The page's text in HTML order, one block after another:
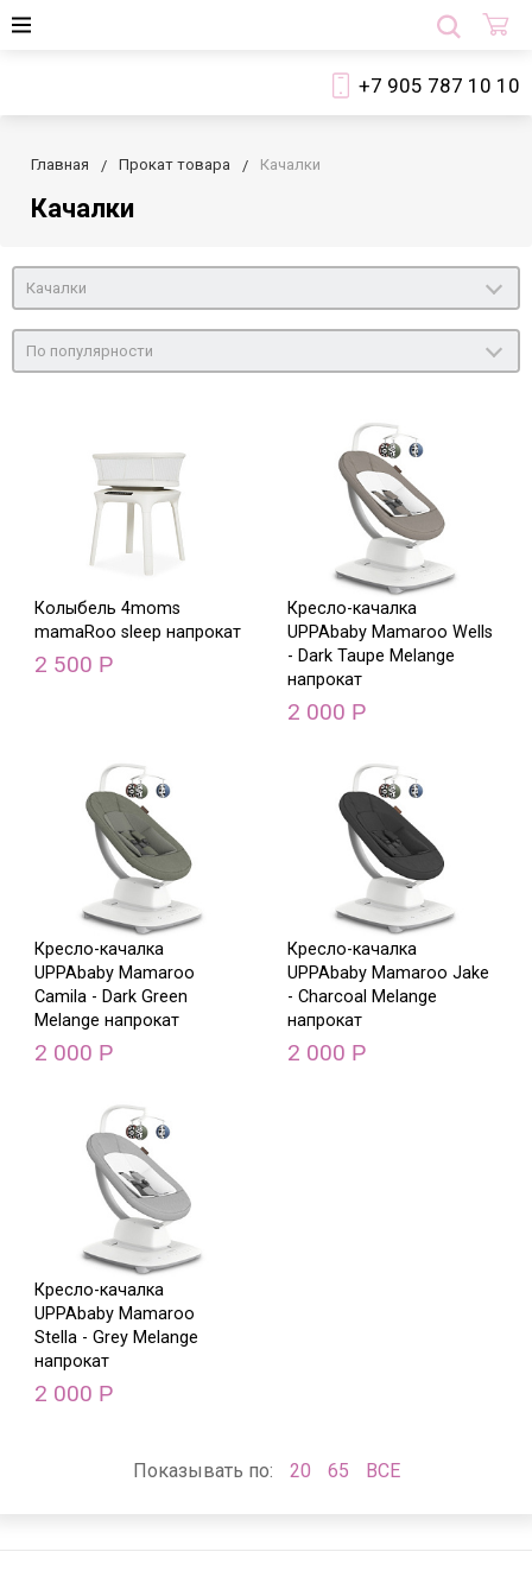
+7 905 787 10 10
Главная Прокат товара Качалки
Качалки
Качалки
По популярности
Колыбель 4moms
mamaRoo sleep напрокат
2 500 Р
Кресло-качалка
UPPAbaby Mamaroo Wells
- Dark Taupe Melange
напрокат
2 000 Р
Кресло-качалка
UPPAbaby Mamaroo
Camila - Dark Green
Melange напрокат
2 000 Р
Кресло-качалка
UPPAbaby Mamaroo Jake
- Charcoal Melange
напрокат
2 000 Р
Кресло-качалка
UPPAbaby Mamaroo
Stella - Grey Melange
напрокат
2 000 Р
Показывать по: 20 65 ВСЕ